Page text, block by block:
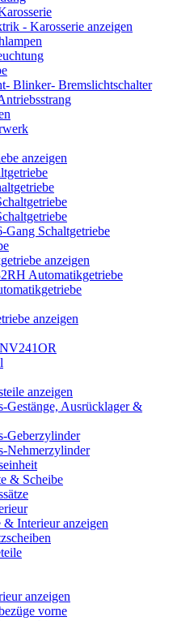
- Karosserie anzeigen
Blinker- Bremslichtschalter
anzeigen
Gang Schaltgetriebe
anzeigen
Automatikgetriebe
anzeigen
anzeigen
Gestänge, Ausrücklager &
Geberzylinder
Nehmerzylinder
& Scheibe
& Interieur anzeigen
anzeigen
vorne